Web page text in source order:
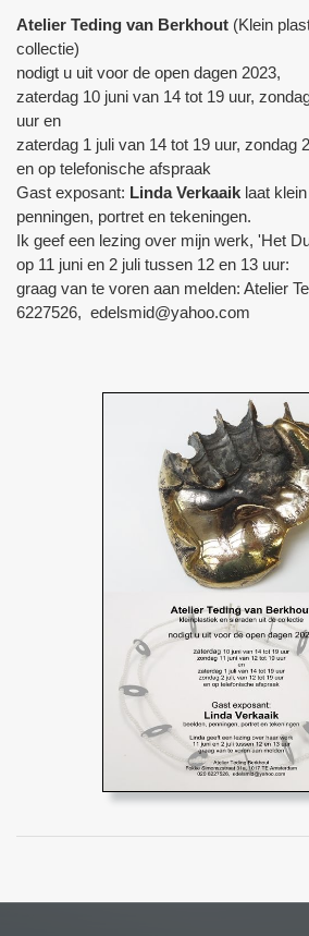
Atelier Teding van Berkhout (Klein
collectie)
nodigt u uit voor de open dagen 2023,
zaterdag 10 juni van 14 tot 19 uur,
uur en
zaterdag 1 juli van 14 tot 19 uur, zondag
en op telefonische afspraak
Gast exposant: Linda Verkaaik laat
penningen, portret en tekeningen.
Ik geef een lezing over mijn werk, 'Het
op 11 juni en 2 juli tussen 12 en 13 uur:
graag van te voren aan melden: Atelier
6227526, edelsmid@yahoo.com